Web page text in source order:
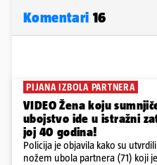
Komentari 16
PIJANA IZBOLA PARTNERA
VIDEO Žena koju
ubojstvo ide u istražni
joj 40 godina!
Policija je objavila kako su
nožem ubola partnera (71) koji